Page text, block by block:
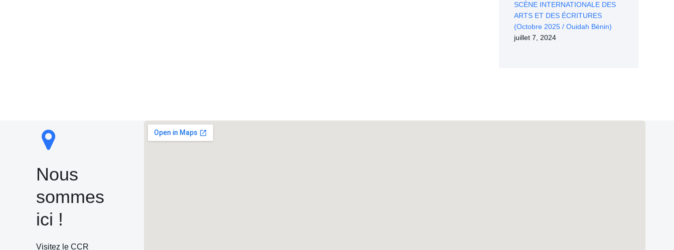
SCÈNE INTERNATIONALE DES
ARTS ET DES ÉCRITURES
(Octobre 2025 / Ouidah Bénin)
juillet 7, 2024
Nous
sommes
ici !
Visitez le CCR